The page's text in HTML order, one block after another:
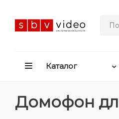
Каталог
Домофон